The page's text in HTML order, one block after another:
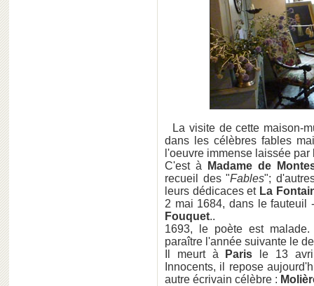
La visite de cette maison-
dans les célèbres fables
l'oeuvre immense laissée par
C'est à
Madame de
recueil des "Fables";
leurs dédicaces et La
2 mai 1684, dans le
Fouquet..
1693, le poète est
paraître l'année suivante le
Il meurt à
Paris le 13
Innocents, il repose
autre écrivain célèbre :